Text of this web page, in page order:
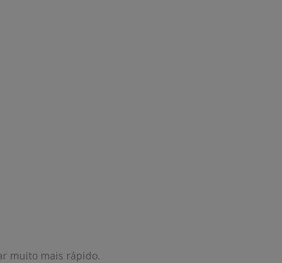
muito mais rápido.